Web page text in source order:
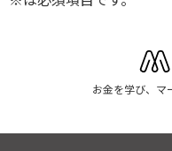
お金を学び、マ